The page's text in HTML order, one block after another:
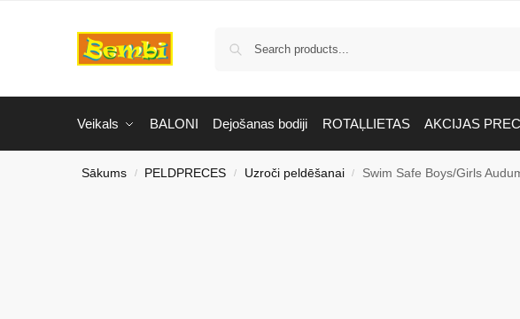
Veikals BALONI Dejošanas bodiji ROTAĻLIETAS AKCIJAS
Sākums / PELDPRECES / Uzroči peldēšanai / Swim Safe Boys/Girls